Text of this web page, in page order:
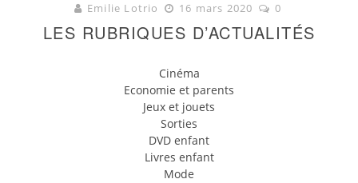
Emilie Lotrio 16 mars 2020 0
LES RUBRIQUES D’ACTUALITÉS
Cinéma
Economie et parents
Jeux et jouets
Sorties
DVD enfant
Livres enfant
Mode